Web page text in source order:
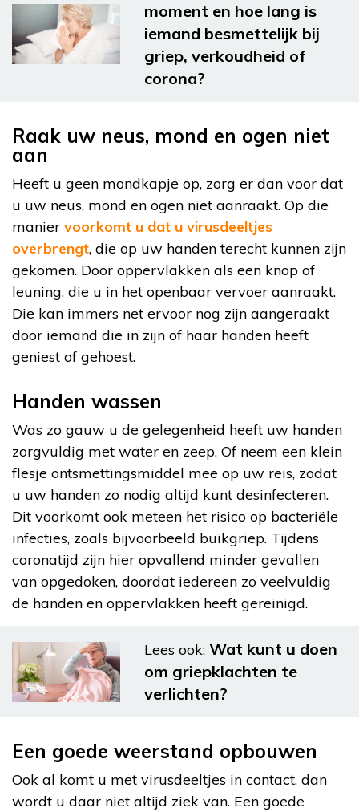
moment en hoe lang is
iemand besmettelijk bij
griep, verkoudheid of
corona?
Raak uw neus, mond en ogen niet
aan
Heeft u geen mondkapje op, zorg er dan voor dat
u uw neus, mond en ogen niet aanraakt. Op die
manier voorkomt u dat u virusdeeltjes
overbrengt, die op uw handen terecht kunnen zijn
gekomen. Door oppervlakken als een knop of
leuning, die u in het openbaar vervoer aanraakt.
Die kan immers net ervoor nog zijn aangeraakt
door iemand die in zijn of haar handen heeft
geniest of gehoest.
Handen wassen
Was zo gauw u de gelegenheid heeft uw handen
zorgvuldig met water en zeep. Of neem een klein
flesje ontsmettingsmiddel mee op uw reis, zodat
u uw handen zo nodig altijd kunt desinfecteren.
Dit voorkomt ook meteen het risico op bacteriële
infecties, zoals bijvoorbeeld buikgriep. Tijdens
coronatijd zijn hier opvallend minder gevallen
van opgedoken, doordat iedereen zo veelvuldig
de handen en oppervlakken heeft gereinigd.
Lees ook: Wat kunt u doen
om griepklachten te
verlichten?
Een goede weerstand opbouwen
Ook al komt u met virusdeeltjes in contact, dan
wordt u daar niet altijd ziek van. Een goede